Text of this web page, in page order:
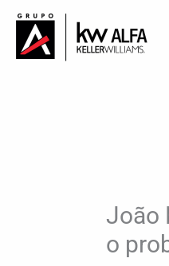
content
João
o